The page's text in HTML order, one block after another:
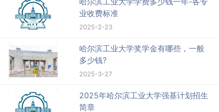
业收费标准
2025-2-23
哈尔滨工业大学奖学金有哪些，一般
多少钱?
2025-3-27
2025年哈尔滨工业大学强基计划招生
简章